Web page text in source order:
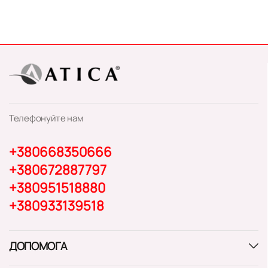
Телефонуйте нам
+380668350666
+380672887797
+380951518880
+380933139518
ДОПОМОГА